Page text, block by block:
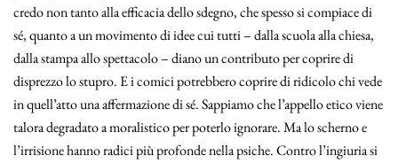
credo non tanto alla efficacia dello sdegno, che spesso si compiace di
sé, quanto a un movimento di idee cui tutti – dalla scuola alla chiesa,
dalla stampa allo spettacolo – diano un contributo per coprire di
disprezzo lo stupro. E i comici potrebbero coprire di ridicolo chi vede
in quell’atto una affermazione di sé. Sappiamo che l’appello etico viene
talora degradato a moralistico per poterlo ignorare. Ma lo scherno e
l’irrisione hanno radici più profonde nella psiche. Contro l’ingiuria si